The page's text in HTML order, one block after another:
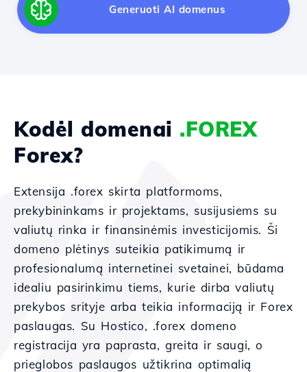
Generuoti AI domenus
Kodėl domenai .FOREX
Forex?
Extensija .forex skirta platformoms,
prekybininkams ir projektams, susijusiems su
valiutų rinka ir finansinėmis investicijomis. Ši
domeno plėtinys suteikia patikimumą ir
profesionalumą internetinei svetainei, būdama
idealiu pasirinkimu tiems, kurie dirba valiutų
prekybos srityje arba teikia informaciją ir Forex
paslaugas. Su Hostico, .forex domeno
registracija yra paprasta, greita ir saugi, o
prieglobos paslaugos užtikrina optimalią